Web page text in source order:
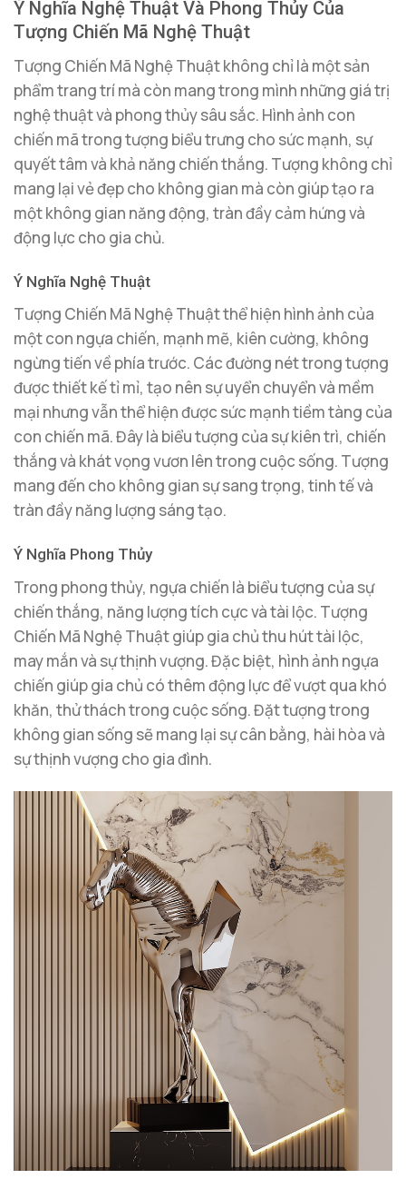
Ý Nghĩa Nghệ Thuật Và Phong Thủy Của
Tượng Chiến Mã Nghệ Thuật
Tượng Chiến Mã Nghệ Thuật không chỉ là một sản
phẩm trang trí mà còn mang trong mình những giá trị
nghệ thuật và phong thủy sâu sắc. Hình ảnh con
chiến mã trong tượng biểu trưng cho sức mạnh, sự
quyết tâm và khả năng chiến thắng. Tượng không chỉ
mang lại vẻ đẹp cho không gian mà còn giúp tạo ra
một không gian năng động, tràn đầy cảm hứng và
động lực cho gia chủ.
Ý Nghĩa Nghệ Thuật
Tượng Chiến Mã Nghệ Thuật thể hiện hình ảnh của
một con ngựa chiến, mạnh mẽ, kiên cường, không
ngừng tiến về phía trước. Các đường nét trong tượng
được thiết kế tỉ mỉ, tạo nên sự uyển chuyển và mềm
mại nhưng vẫn thể hiện được sức mạnh tiềm tàng của
con chiến mã. Đây là biểu tượng của sự kiên trì, chiến
thắng và khát vọng vươn lên trong cuộc sống. Tượng
mang đến cho không gian sự sang trọng, tinh tế và
tràn đầy năng lượng sáng tạo.
Ý Nghĩa Phong Thủy
Trong phong thủy, ngựa chiến là biểu tượng của sự
chiến thắng, năng lượng tích cực và tài lộc. Tượng
Chiến Mã Nghệ Thuật giúp gia chủ thu hút tài lộc,
may mắn và sự thịnh vượng. Đặc biệt, hình ảnh ngựa
chiến giúp gia chủ có thêm động lực để vượt qua khó
khăn, thử thách trong cuộc sống. Đặt tượng trong
không gian sống sẽ mang lại sự cân bằng, hài hòa và
sự thịnh vượng cho gia đình.